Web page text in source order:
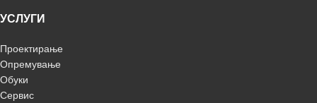
УСЛУГИ
Проектирање
Опремување
Обуки
Сервис